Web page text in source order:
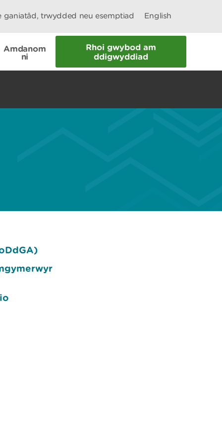
ganiatâd, trwydded neu esemptiad English
Amdanom
ni
Rhoi gwybod am
ddigwyddiad